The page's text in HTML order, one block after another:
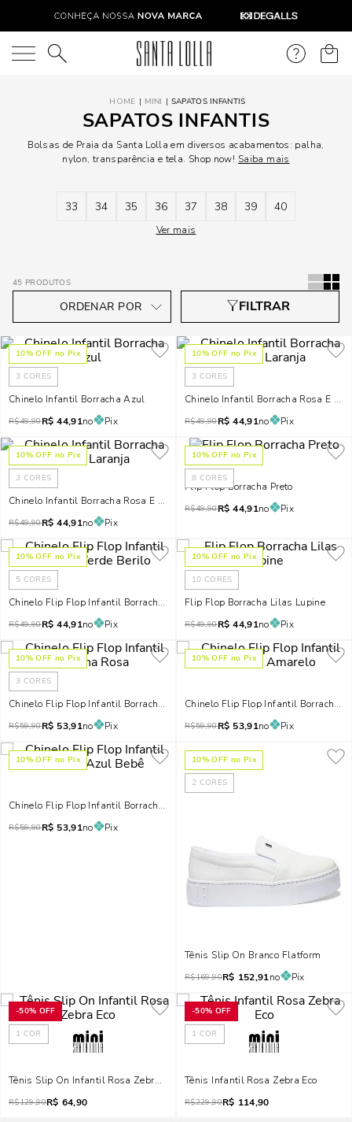
O que você está procurando?
MINI SAPATOS INFANTIS
SAPATOS INFANTIS
Bolsas de Praia da Santa Lolla em diversos acabamentos: palha,
nylon, transparência e tela. Shop now! Saiba mais
33 34 35 36 37 38 39 40
Ver mais
45 PRODUTOS
10% OFF no Pix
3 CORES
Chinelo Infantil Borracha Azul
R$49,90R$ 44,91no Pix
10% OFF no Pix
3 CORES
Chinelo Infantil Borracha Rosa E
R$49,90R$ 44,91no Pix
10% OFF no Pix
3 CORES
Chinelo Infantil Borracha Rosa E Laranja
R$49,90R$ 44,91no Pix
10% OFF no Pix
8 CORES
Flip Flop Borracha Preto
R$49,90R$ 44,91no Pix
10% OFF no Pix
5 CORES
Chinelo Flip Flop Infantil Borracha Verde Berilo
R$49,90R$ 44,91no Pix
10% OFF no Pix
10 CORES
Flip Flop Borracha Lilas Lupine
R$49,90R$ 44,91no Pix
10% OFF no Pix
3 CORES
Chinelo Flip Flop Infantil Borracha Rosa
R$59,90R$ 53,91no Pix
10% OFF no Pix
Chinelo Flip Flop Infantil Borracha
R$59,90R$ 53,91no Pix
10% OFF no Pix
Chinelo Flip Flop Infantil Borracha Azul Bebê
R$59,90R$ 53,91no Pix
10% OFF no Pix
2 CORES
Tênis Slip On Branco Flatform
R$169,90R$ 152,91no Pix
-50% OFF
1 COR
Tênis Slip On Infantil Rosa Zebra Eco
R$129,90R$ 64,90
-50% OFF
1 COR
Tênis Infantil Rosa Zebra Eco
R$229,90R$ 114,90